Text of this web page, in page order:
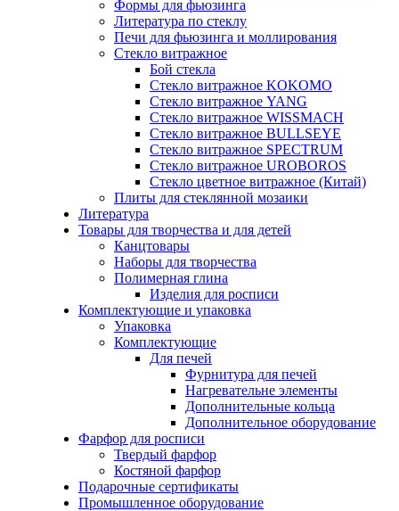
Формы для фьюзинга
Литература по стеклу
Печи для фьюзинга и моллирования
Стекло витражное
Бой стекла
Стекло витражное KOKOMO
Стекло витражное YANG
Стекло витражное WISSMACH
Стекло витражное BULLSEYE
Стекло витражное SPECTRUM
Стекло витражное UROBOROS
Стекло цветное витражное (Китай)
Плиты для стеклянной мозаики
Литература
Товары для творчества и для детей
Канцтовары
Наборы для творчества
Полимерная глина
Изделия для росписи
Комплектующие и упаковка
Упаковка
Комплектующие
Для печей
Фурнитура для печей
Нагревательне элементы
Дополнительные кольца
Дополнительное оборудование
Фарфор для росписи
Твердый фарфор
Костяной фарфор
Подарочные сертификаты
Промышленное оборудование